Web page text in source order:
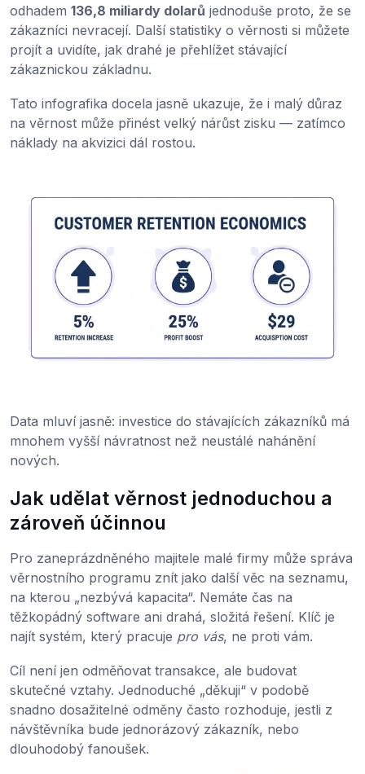
odhadem 136,8 miliardy dolarů jednoduše proto, že se
zákazníci nevracejí. Další statistiky o věrnosti si můžete
projít a uvidíte, jak drahé je přehlížet stávající
zákaznickou základnu.
Tato infografika docela jasně ukazuje, že i malý důraz
na věrnost může přinést velký nárůst zisku — zatímco
náklady na akvizici dál rostou.
Data mluví jasně: investice do stávajících zákazníků má
mnohem vyšší návratnost než neustálé nahánění
nových.
Jak udělat věrnost jednoduchou a
zároveň účinnou
Pro zaneprázdněného majitele malé firmy může správa
věrnostního programu znít jako další věc na seznamu,
na kterou „nezbývá kapacita“. Nemáte čas na
těžkopádný software ani drahá, složitá řešení. Klíč je
najít systém, který pracuje pro vás, ne proti vám.
Cíl není jen odměňovat transakce, ale budovat
skutečné vztahy. Jednoduché „děkuji“ v podobě
snadno dosažitelné odměny často rozhoduje, jestli z
návštěvníka bude jednorázový zákazník, nebo
dlouhodobý fanoušek.